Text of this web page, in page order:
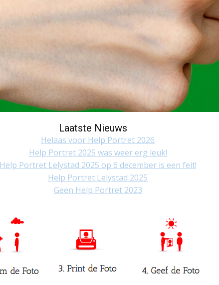
Laatste Nieuws
Helaas voor Help Portret 2026
Help Portret 2025 was weer erg leuk!
Help Portret Lelystad 2025 op 6 december is een feit!
Help Portret Lelystad 2025
Geen Help Portret 2023